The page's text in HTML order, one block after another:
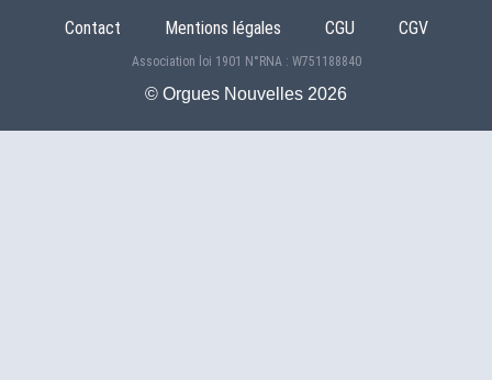
©️ Orgues Nouvelles 2026
Association loi 1901 N°RNA : W751188840
Contact Mentions légales CGU CGV